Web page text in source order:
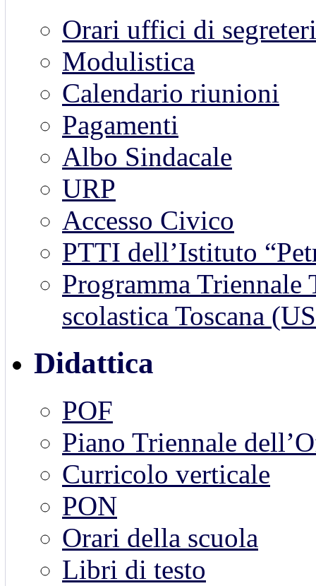
Orari uffici di
Modulistica
Calendario riunioni
Pagamenti
Albo Sindacale
URP
Accesso Civico
PTTI dell’Istituto
Programma Triennale
scolastica Toscana
Didattica
POF
Piano Triennale
Curricolo verticale
PON
Orari della scuola
Libri di testo